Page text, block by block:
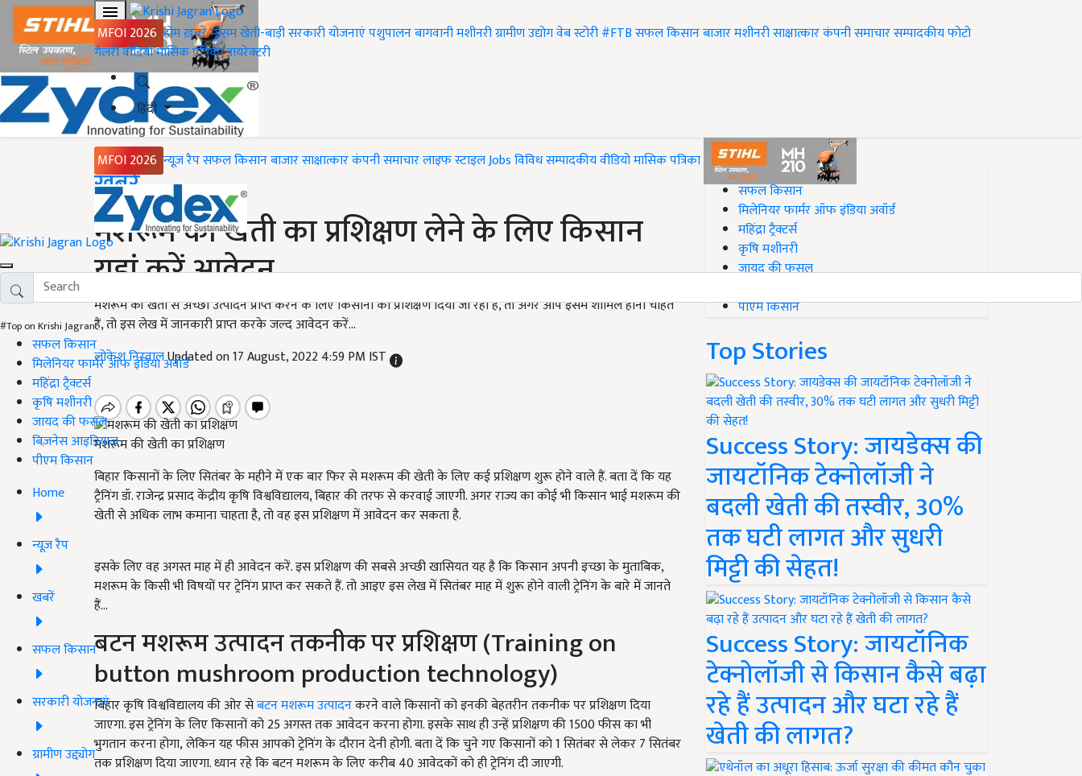
MFOI 2026 होमख़बरेंमौसमखेती-बाड़ीसरकारी योजनाएंपशुपालनबागवानीमशीनरीग्रामीण उद्योगवेब स्टोरी#FTBसफल किसानबाजारमशीनरीसाक्षात्कारकंपनी समाचारसम्पादकीयफोटो
गैलरीवीडियोमासिक पत्रिकाडायरेक्टरी
हिंदी
MFOI 2026 न्यूज़ रैपसफल किसानबाजारसाक्षात्कारकंपनी समाचारलाइफ स्टाइलJobsविविधसम्पादकीयवीडियोमासिक पत्रिका
#Top on Krishi Jagran
सफल किसान
मिलेनियर फार्मर ऑफ इंडिया अवॉर्ड
महिंद्रा ट्रैक्टर्स
कृषि मशीनरी
जायद की फसल
बिज़नेस आइडियाज
पीएम किसान
Home
न्यूज़ रैप
खबरें
सफल किसान
सरकारी योजनाएं
ग्रामीण उद्द्योग
Home
ख़बरें
मशरूम की खेती का प्रशिक्षण लेने के लिए किसान
यहां करें आवेदन
मशरूम की खेती से अच्छा उत्पादन प्राप्त करने के लिए किसानों को प्रशिक्षण दिया जा रहा है, तो अगर आप इसमें शामिल होना चाहते
हैं, तो इस लेख में जानकारी प्राप्त करके जल्द आवेदन करें...
लोकेश निरवालUpdated on 17 August, 2022 4:59 PM IST
मशरूम की खेती का प्रशिक्षण
बिहार किसानों के लिए सितंबर के महीने में एक बार फिर से मशरूम की खेती के लिए कई प्रशिक्षण शुरू होने वाले हैं. बता दें कि यह
ट्रैनिंग डॉ. राजेन्द्र प्रसाद केंद्रीय कृषि विश्वविद्यालय, बिहार की तरफ से करवाई जाएगी. अगर राज्य का कोई भी किसान भाई मशरूम की
खेती से अधिक लाभ कमाना चाहता है, तो वह इस प्रशिक्षण में आवेदन कर सकता है.
इसके लिए वह अगस्त माह में ही आवेदन करें. इस प्रशिक्षण की सबसे अच्छी खासियत यह है कि किसान अपनी इच्छा के मुताबिक,
मशरूम के किसी भी विषयों पर ट्रेनिंग प्राप्त कर सकते हैं. तो आइए इस लेख में सितंबर माह में शुरू होने वाली ट्रेनिंग के बारे में जानते
हैं...
बटन मशरूम उत्पादन तकनीक पर प्रशिक्षण (Training on
button mushroom production technology)
बिहार कृषि विश्वविद्यालय की ओर सेबटन मशरूम उत्पादनकरने वाले किसानों को इनकी बेहतरीन तकनीक पर प्रशिक्षण दिया
जाएगा. इस ट्रेनिंग के लिए किसानों को 25 अगस्त तक आवेदन करना होगा. इसके साथ ही उन्हें प्रशिक्षण की 1500 फीस का भी
भुगतान करना होगा, लेकिन यह फीस आपको ट्रेनिंग के दौरान देनी होगी. बता दें कि चुने गए किसानों को 1 सितंबर से लेकर 7 सितंबर
तक प्रशिक्षण दिया जाएगा. ध्यान रहे कि बटन मशरूम के लिए करीब 40 आवेदकों को ही ट्रेनिंग दी जाएगी.
#Top on Krishi Jagran
सफल किसान
मिलेनियर फार्मर ऑफ इंडिया अवॉर्ड
महिंद्रा ट्रैक्टर्स
कृषि मशीनरी
जायद की फसल
पीएम किसान
Top Stories
Success Story: जायडेक्स की
जायटॉनिक टेक्नोलॉजी ने
बदली खेती की तस्वीर, 30%
तक घटी लागत और सुधरी
मिट्टी की सेहत!
Success Story: जायटॉनिक
टेक्नोलॉजी से किसान कैसे बढ़ा
रहे हैं उत्पादन और घटा रहे हैं
खेती की लागत?